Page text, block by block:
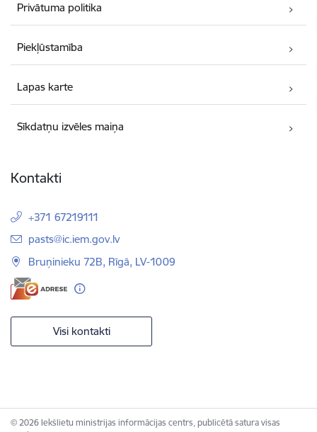
Privātuma politika
Piekļūstamība
Lapas karte
Sīkdatņu izvēles maiņa
Kontakti
+371 67219111
E-pasts:
pasts@ic.iem.gov.lv
Bruņinieku 72B, Rīgā, LV-1009
Visi kontakti
© 2026 Iekšlietu ministrijas informācijas centrs, publicētā satura visas